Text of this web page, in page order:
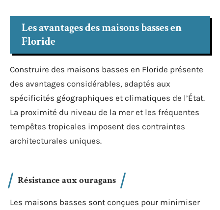
Les avantages des maisons basses en
Floride
Construire des maisons basses en Floride présente
des avantages considérables, adaptés aux
spécificités géographiques et climatiques de l’État.
La proximité du niveau de la mer et les fréquentes
tempêtes tropicales imposent des contraintes
architecturales uniques.
Résistance aux ouragans
Les maisons basses sont conçues pour minimiser